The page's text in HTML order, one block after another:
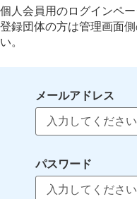
個人会員用のログインペー
登録団体の方は管理画面
い。
メールアドレス
パスワード